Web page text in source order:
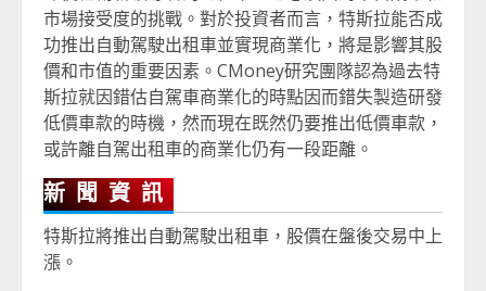
市場接受度的挑戰。對於投資者而言，特斯拉能否成
功推出自動駕駛出租車並實現商業化，將是影響其股
價和市值的重要因素。CMoney研究團隊認為過去特
斯拉就因錯估自駕車商業化的時點因而錯失製造研發
低價車款的時機，然而現在既然仍要推出低價車款，
或許離自駕出租車的商業化仍有一段距離。
新聞資訊
特斯拉將推出自動駕駛出租車，股價在盤後交易中上
漲。